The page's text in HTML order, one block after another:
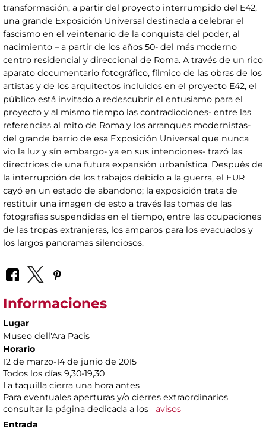
transformación; a partir del proyecto interrumpido del E42,
una grande Exposición Universal destinada a celebrar el
fascismo en el veintenario de la conquista del poder, al
nacimiento – a partir de los años 50- del más moderno
centro residencial y direccional de Roma. A través de un rico
aparato documentario fotográfico, fílmico de las obras de los
artistas y de los arquitectos incluidos en el proyecto E42, el
público está invitado a redescubrir el entusiamo para el
proyecto y al mismo tiempo las contradicciones- entre las
referencias al mito de Roma y los arranques modernistas-
del grande barrio de esa Exposición Universal que nunca
vio la luz y sín embargo- ya en sus intenciones- trazó las
directrices de una futura expansión urbanística. Después de
la interrupción de los trabajos debido a la guerra, el EUR
cayó en un estado de abandono; la exposición trata de
restituir una imagen de esto a través las tomas de las
fotografías suspendidas en el tiempo, entre las ocupaciones
de las tropas extranjeras, los amparos para los evacuados y
los largos panoramas silenciosos.
Informaciones
Lugar
Museo dell'Ara Pacis
Horario
12 de marzo-14 de junio de 2015
Todos los días 9,30-19,30
La taquilla cierra una hora antes
Para eventuales aperturas y/o cierres extraordinarios
consultar la página dedicada a los avisos
Entrada